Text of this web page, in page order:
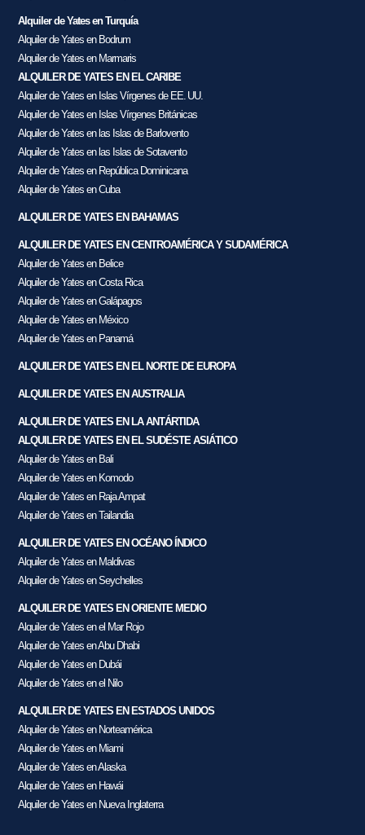
Alquiler de Yates en Turquía
Alquiler de Yates en Bodrum
Alquiler de Yates en Marmaris
ALQUILER DE YATES EN EL CARIBE
Alquiler de Yates en Islas Vírgenes de EE. UU.
Alquiler de Yates en Islas Vírgenes Británicas
Alquiler de Yates en las Islas de Barlovento
Alquiler de Yates en las Islas de Sotavento
Alquiler de Yates en República Dominicana
Alquiler de Yates en Cuba
ALQUILER DE YATES EN BAHAMAS
ALQUILER DE YATES EN CENTROAMÉRICA Y SUDAMÉRICA
Alquiler de Yates en Belice
Alquiler de Yates en Costa Rica
Alquiler de Yates en Galápagos
Alquiler de Yates en México
Alquiler de Yates en Panamá
ALQUILER DE YATES EN EL NORTE DE EUROPA
ALQUILER DE YATES EN AUSTRALIA
ALQUILER DE YATES EN LA ANTÁRTIDA
ALQUILER DE YATES EN EL SUDÉSTE ASIÁTICO
Alquiler de Yates en Bali
Alquiler de Yates en Komodo
Alquiler de Yates en Raja Ampat
Alquiler de Yates en Tailandia
ALQUILER DE YATES EN OCÉANO ÍNDICO
Alquiler de Yates en Maldivas
Alquiler de Yates en Seychelles
ALQUILER DE YATES EN ORIENTE MEDIO
Alquiler de Yates en el Mar Rojo
Alquiler de Yates en Abu Dhabi
Alquiler de Yates en Dubái
Alquiler de Yates en el Nilo
ALQUILER DE YATES EN ESTADOS UNIDOS
Alquiler de Yates en Norteamérica
Alquiler de Yates en Miami
Alquiler de Yates en Alaska
Alquiler de Yates en Hawái
Alquiler de Yates en Nueva Inglaterra